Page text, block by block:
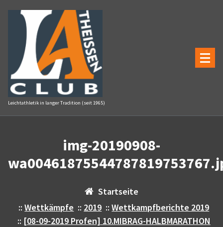
Inhalt
springen
Leichtathletik in langer Tradition (seit 1965)
img-20190908-
Startseite
::Wettkämpfe :: 2019 ::Wettkampfberichte 2019
:: [08-09-2019 Profen] 10.MIBRAG-HALBMARATHON